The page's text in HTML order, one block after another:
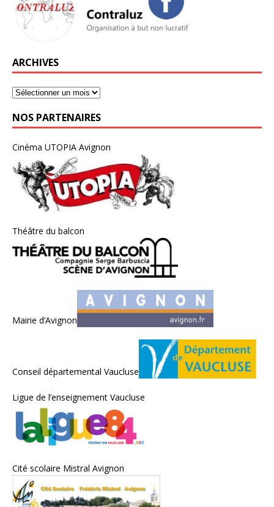
ARCHIVES
NOS PARTENAIRES
Cinéma UTOPIA Avignon
Théâtre du balcon
Mairie d’Avignon
Conseil départemental Vaucluse
Ligue de l’enseignement Vaucluse
Cité scolaire Mistral Avignon